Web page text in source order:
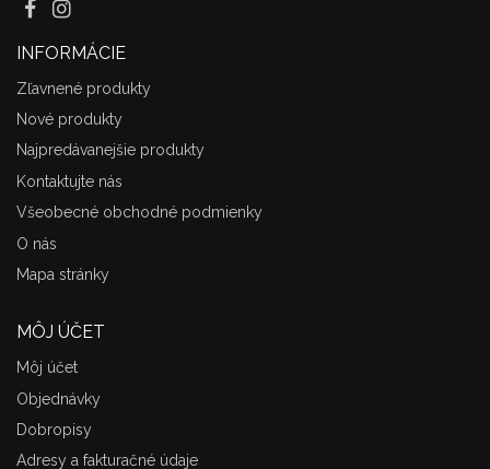
INFORMÁCIE
Zľavnené produkty
Nové produkty
Najpredávanejšie produkty
Kontaktujte nás
Všeobecné obchodné podmienky
O nás
Mapa stránky
MÔJ ÚČET
Môj účet
Objednávky
Dobropisy
Adresy a fakturačné údaje